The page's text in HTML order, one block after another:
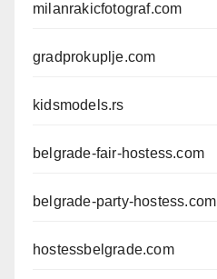
milanrakicfotograf.com
gradprokuplje.com
kidsmodels.rs
belgrade-fair-hostess.com
belgrade-party-hostess.com
hostessbelgrade.com